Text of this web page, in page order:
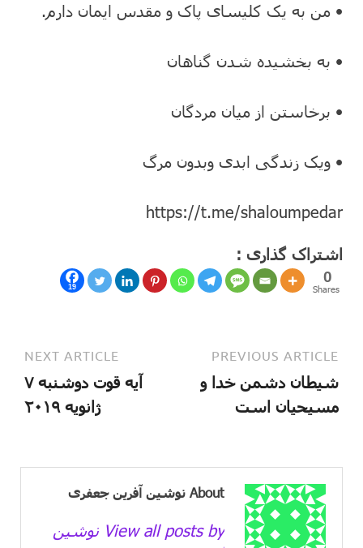
• من به یک کلیسای پاک و مقدس ایمان دارم.
• به بخشیده شدن گناهان
• برخاستن از میان مردگان
• ویک زندگی ابدی وبدون مرگ
https://t.me/shaloumpedar
اشتراک گذاری :
19
0
Shares
PREVIOUS ARTICLE
شیطان دشمن خدا و
مسیحیان است
NEXT ARTICLE
آیه قوت دوشنبه ۷
ژانویه ۲۰۱۹
About نوشین آفرین جعفری
View all posts by نوشین